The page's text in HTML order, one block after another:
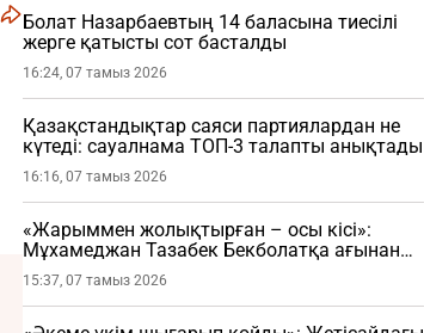
Болат Назарбаевтың 14 баласына тиесілі
жерге қатысты сот басталды
16:24, 07 тамыз 2026
Қазақстандықтар саяси партиялардан не
күтеді: сауалнама ТОП-3 талапты анықтады
16:16, 07 тамыз 2026
«Жарыммен жолықтырған – осы кісі»:
Мұхамеджан Тазабек Бекболатқа ағынан
жарылды
15:37, 07 тамыз 2026